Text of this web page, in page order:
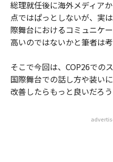
総理就任後に海外メディア
点ではぱっとしないが、実
際舞台におけるコミュニケ
高いのではないかと筆者は考
そこで今回は、COP26での
国際舞台での話し方や装い
改善したらもっと良いだろ